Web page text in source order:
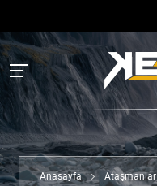
Anasayfa Ataşmanlar